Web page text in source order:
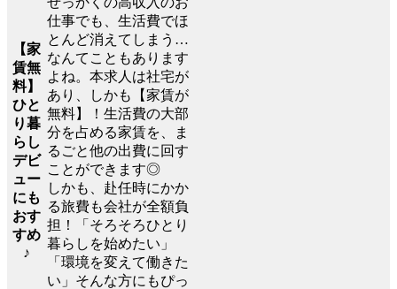
【家
賃無
料】
ひと
り暮
らし
デビ
ュー
にも
おす
すめ
♪
仕事でも、生活費でほ
とんど消えてしまう…
なんてこともあります
よね。本求人は社宅が
あり、しかも【家賃が
無料】！生活費の大部
分を占める家賃を、ま
るごと他の出費に回す
ことができます◎
しかも、赴任時にかか
る旅費も会社が全額負
担！「そろそろひとり
暮らしを始めたい」
「環境を変えて働きた
い」そんな方にもぴっ